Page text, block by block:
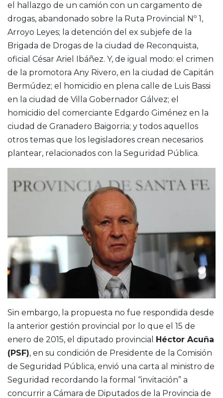
el hallazgo de un camión con un cargamento de
drogas, abandonado sobre la Ruta Provincial Nº 1,
Arroyo Leyes; la detención del ex subjefe de la
Brigada de Drogas de la ciudad de Reconquista,
oficial César Ariel Ibáñez. Y, de igual modo: el crimen
de la promotora Any Rivero, en la ciudad de Capitán
Bermúdez; el homicidio en plena calle de Luis Bassi
en la ciudad de Villa Gobernador Gálvez; el
homicidio del comerciante Edgardo Giménez en la
ciudad de Granadero Baigorria; y todos aquellos
otros temas que los legisladores crean necesarios
plantear, relacionados con la Seguridad Pública.
Sin embargo, la propuesta no fue respondida desde
la anterior gestión provincial por lo que el 15 de
enero de 2015, el diputado provincial
Héctor Acuña
(PSF), en su condición de Presidente de la Comisión
de Seguridad Pública, envió una carta al ministro de
Seguridad recordando la formal “invitación” a
concurrir a Cámara de Diputados de la Provincia de